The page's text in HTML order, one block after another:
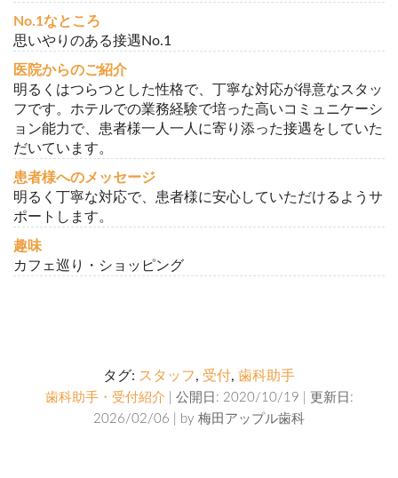
No.1なところ
思いやりのある接遇No.1
医院からのご紹介
明るくはつらつとした性格で、丁寧な対応が得意なスタッ
フです。ホテルでの業務経験で培った高いコミュニケーシ
ョン能力で、患者様一人一人に寄り添った接遇をしていた
だいています。
患者様へのメッセージ
明るく丁寧な対応で、患者様に安心していただけるようサ
ポートします。
趣味
カフェ巡り・ショッピング
タグ: スタッフ, 受付, 歯科助手
歯科助手・受付紹介 | 公開日: 2020/10/19 | 更新日:
2026/02/06 | by 梅田アップル歯科